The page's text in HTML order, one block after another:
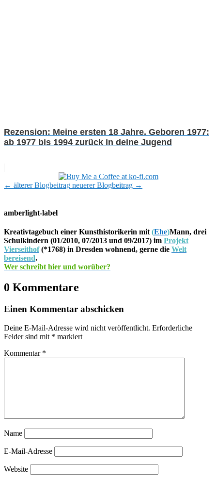
Rezension: Meine ersten 18 Jahre. Geboren 1977:
ab 1977 bis 1994 zurück in deine Jugend
← älterer Blogbeitrag neuerer Blogbeitrag →
amberlight-label
Kreativtagebuch einer Kunsthistorikerin mit (Ehe)Mann, drei
Schulkindern (01/2010, 07/2013 und 09/2017) im Projekt
Vierseithof(*1768) in Dresden wohnend, gerne die Welt
bereisend.
Wer schreibt hier und worüber?
0 Kommentare
Einen Kommentar abschicken
Deine E-Mail-Adresse wird nicht veröffentlicht. Erforderliche
Felder sind mit * markiert
Kommentar *
Name
E-Mail-Adresse
Website